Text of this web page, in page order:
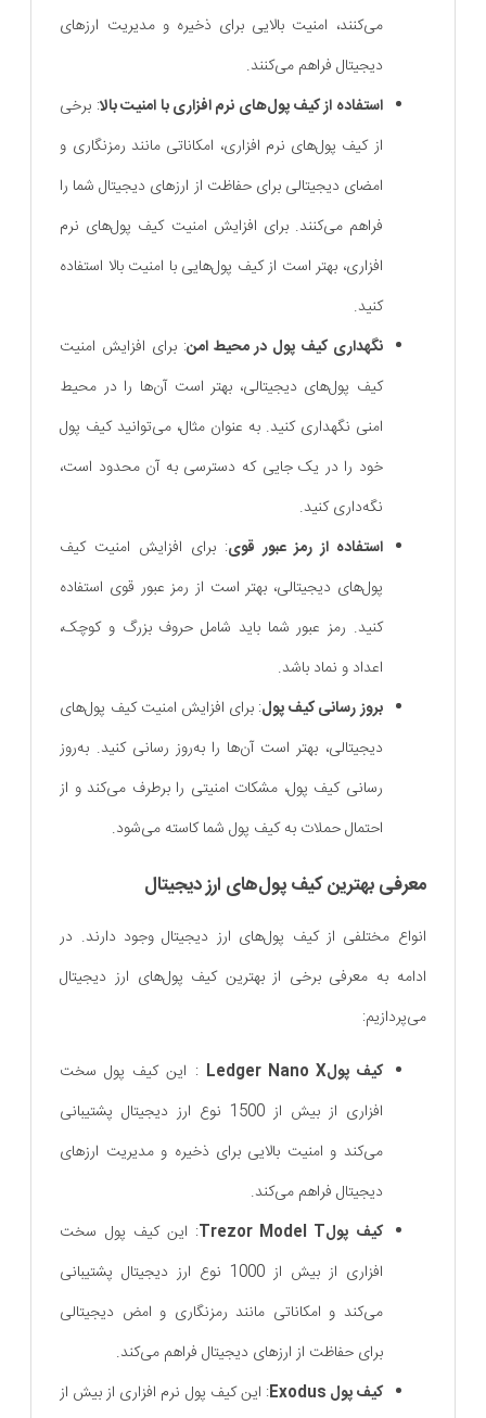
می‌کنند، امنیت بالایی برای ذخیره و مدیریت ارزهای
دیجیتال فراهم می‌کنند.
استفاده از کیف پول‌های نرم‌ افزاری با امنیت بالا: برخی
از کیف پول‌های نرم‌ افزاری، امکاناتی مانند رمزنگاری و
امضای دیجیتالی برای حفاظت از ارزهای دیجیتال شما را
فراهم می‌کنند. برای افزایش امنیت کیف پول‌های نرم
‌افزاری، بهتر است از کیف پول‌هایی با امنیت بالا استفاده
کنید.
نگهداری کیف پول در محیط امن: برای افزایش امنیت
کیف پول‌های دیجیتالی، بهتر است آن‌ها را در محیط
امنی نگهداری کنید. به عنوان مثال، می‌توانید کیف پول
خود را در یک جایی که دسترسی به آن محدود است،
نگه‌داری کنید.
استفاده از رمز عبور قوی: برای افزایش امنیت کیف
پول‌های دیجیتالی، بهتر است از رمز عبور قوی استفاده
کنید. رمز عبور شما باید شامل حروف بزرگ و کوچک،
اعداد و نماد باشد.
بروز رسانی کیف پول: برای افزایش امنیت کیف پول‌های
دیجیتالی، بهتر است آن‌ها را به‌روز رسانی کنید. به‌روز
رسانی کیف پول، مشکات امنیتی را برطرف می‌کند و از
احتمال حملات به کیف پول شما کاسته می‌شود.
معرفی بهترین کیف پول‌های ارز دیجیتال
انواع مختلفی از کیف پول‌های ارز دیجیتال وجود دارند. در
ادامه به معرفی برخی از بهترین کیف پول‌های ارز دیجیتال
می‌پردازیم:
کیف پولLedger Nano X
: این کیف پول سخت
‌افزاری از بیش از 1500 نوع ارز دیجیتال پشتیبانی
می‌کند و امنیت بالایی برای ذخیره و مدیریت ارزهای
دیجیتال فراهم می‌کند.
کیف پولTrezor Model T
: این کیف پول سخت‌
افزاری از بیش از 1000 نوع ارز دیجیتال پشتیبانی
می‌کند و امکاناتی مانند رمزنگاری و امض دیجیتالی
برای حفاظت از ارزهای دیجیتال فراهم می‌کند.
کیف پول Exodus
: این کیف پول نرم ‌افزاری از بیش از